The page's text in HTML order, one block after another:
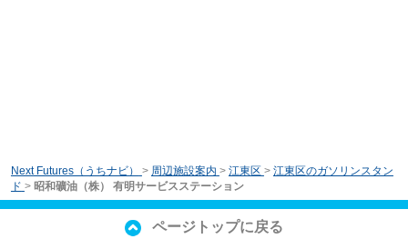
Next Futures（うちナビ） > 周辺施設案内 > 江東区 > 江東区のガソリンスタン
ド > 昭和礦油（株） 有明サービスステーション
ページトップに戻る